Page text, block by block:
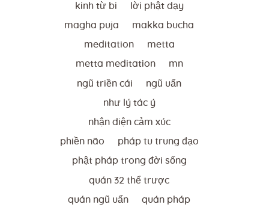
kinh từ bi lời phật dạy
magha puja makka bucha
meditation metta
metta meditation mn
ngũ triền cái ngũ uẩn
như lý tác ý
nhận diện cảm xúc
phiền não pháp tu trung đạo
phật pháp trong đời sống
quán 32 thể trược
quán ngũ uẩn quán pháp